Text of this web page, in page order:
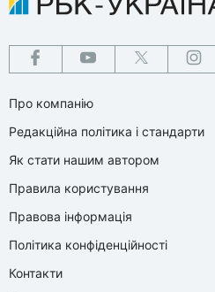
Про компанію
Редакційна політика і стандарти
Як стати нашим автором
Правила користування
Правова інформація
Політика конфіденційності
Контакти